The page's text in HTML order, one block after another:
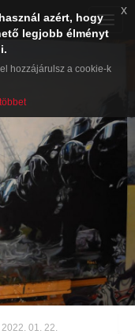
Toggle
2022. 01. 22.
azért, hogy
legjobb élményt
hozzájárulsz a cookie-k
x